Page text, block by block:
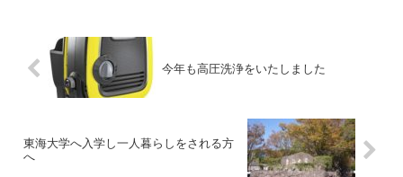
今年も高圧洗浄をいたしました
東海大学へ入学し一人暮らしをされる方
へ